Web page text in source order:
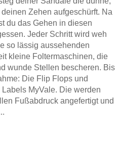
Zehen aufgeschürft. Na
du das Gehen in diesen
Jeder Schritt wird weh
so lässig aussehenden
kleine Foltermaschinen, die
wunde Stellen bescheren. Bis
Die Flip Flops und
MyVale. Die werden
Fußabdruck angefertigt und